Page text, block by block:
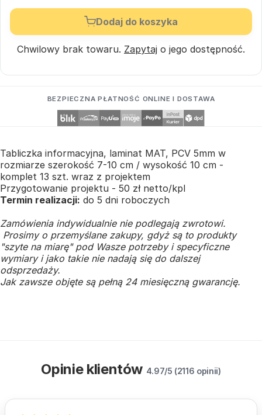
Dodaj do koszyka
Chwilowy brak towaru. Zapytaj o jego dostępność.
BEZPIECZNA PŁATNOŚĆ ONLINE I DOSTAWA
Tabliczka informacyjna, laminat MAT, PCV 5mm w
rozmiarze szerokość 7-10 cm / wysokość 10 cm -
komplet 13 szt. wraz z projektem
Przygotowanie projektu - 50 zł netto/kpl
Termin realizacji: do 5 dni roboczych
Zamówienia indywidualnie nie podlegają zwrotowi.
Prosimy o przemyślane zakupy, gdyż są to produkty
"szyte na miarę" pod Wasze potrzeby i specyficzne
wymiary i jako takie nie nadają się do dalszej
odsprzedaży.
Jak zawsze objęte są pełną 24 miesięczną gwarancję.
Opinie klientów 4.97/5 (2116 opinii)